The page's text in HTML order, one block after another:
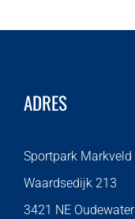
ADRES
Sportpark Markveld
Waardsedijk 213
3421 NE Oudewater